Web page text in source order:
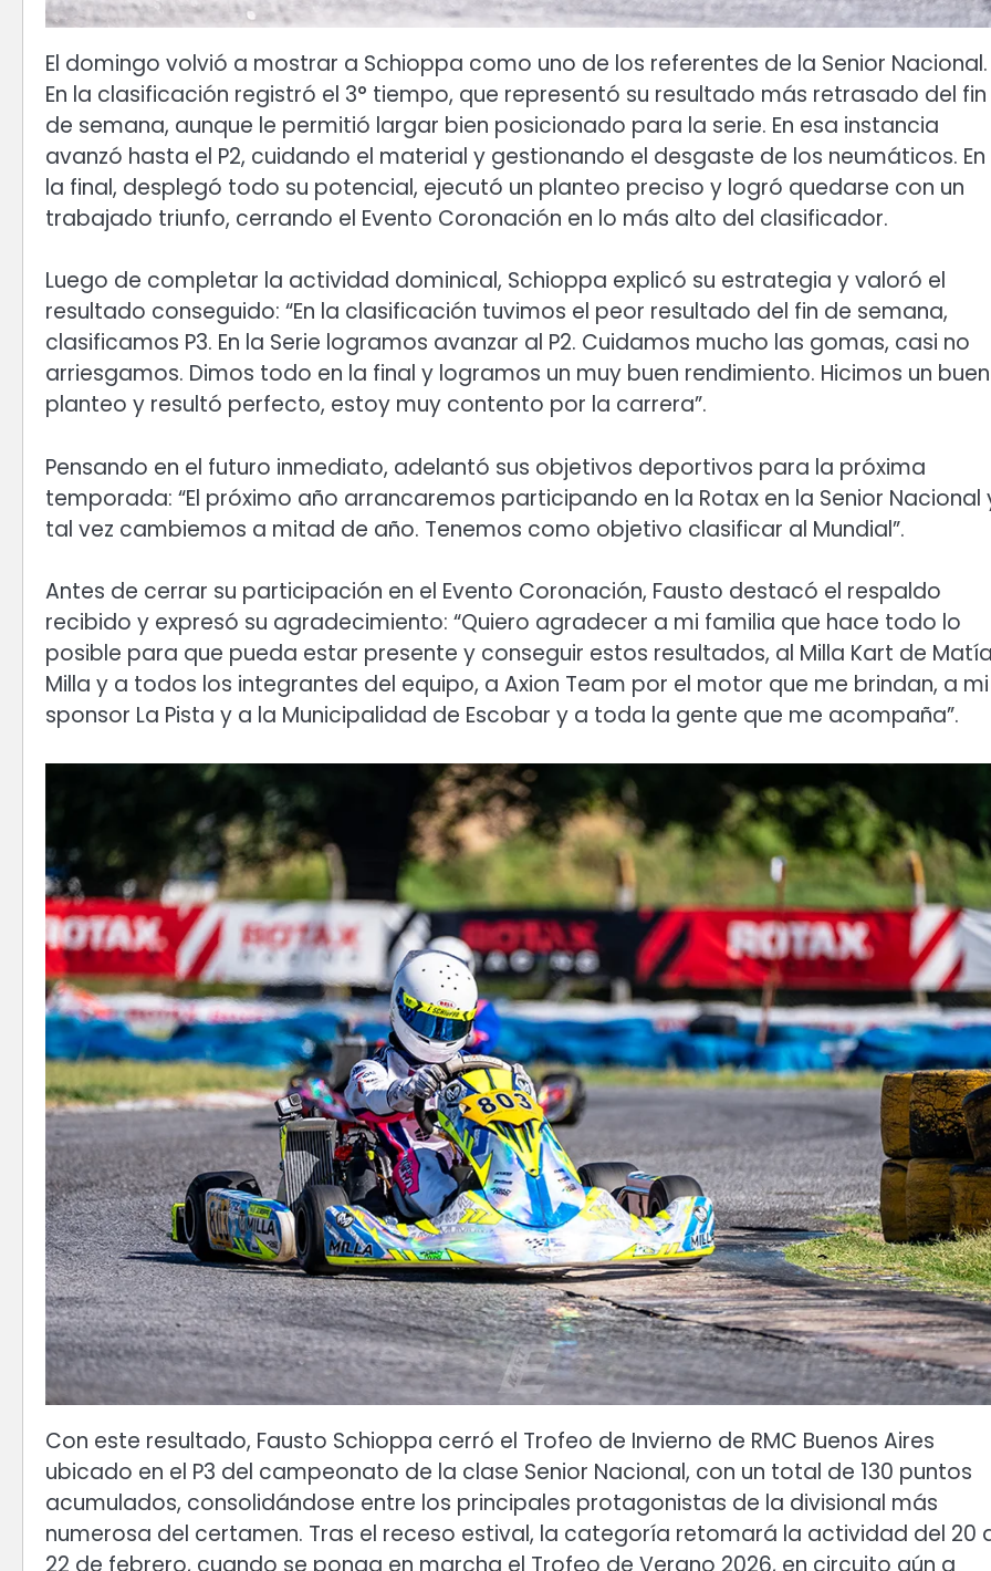
El domingo volvió a mostrar a Schioppa como uno de los referentes de la Senior Nacional.
En la clasificación registró el 3° tiempo, que representó su resultado más retrasado del fin
de semana, aunque le permitió largar bien posicionado para la serie. En esa instancia
avanzó hasta el P2, cuidando el material y gestionando el desgaste de los neumáticos. En
la final, desplegó todo su potencial, ejecutó un planteo preciso y logró quedarse con un
trabajado triunfo, cerrando el Evento Coronación en lo más alto del clasificador.
Luego de completar la actividad dominical, Schioppa explicó su estrategia y valoró el
resultado conseguido: “En la clasificación tuvimos el peor resultado del fin de semana,
clasificamos P3. En la Serie logramos avanzar al P2. Cuidamos mucho las gomas, casi no
arriesgamos. Dimos todo en la final y logramos un muy buen rendimiento. Hicimos un buen
planteo y resultó perfecto, estoy muy contento por la carrera”.
Pensando en el futuro inmediato, adelantó sus objetivos deportivos para la próxima
temporada: “El próximo año arrancaremos participando en la Rotax en la Senior Nacional
tal vez cambiemos a mitad de año. Tenemos como objetivo clasificar al Mundial”.
Antes de cerrar su participación en el Evento Coronación, Fausto destacó el respaldo
recibido y expresó su agradecimiento: “Quiero agradecer a mi familia que hace todo lo
posible para que pueda estar presente y conseguir estos resultados, al Milla Kart de
Milla y a todos los integrantes del equipo, a Axion Team por el motor que me brindan, a mi
sponsor La Pista y a la Municipalidad de Escobar y a toda la gente que me acompaña”.
Con este resultado, Fausto Schioppa cerró el Trofeo de Invierno de RMC Buenos Aires
ubicado en el P3 del campeonato de la clase Senior Nacional, con un total de 130 puntos
acumulados, consolidándose entre los principales protagonistas de la divisional más
numerosa del certamen. Tras el receso estival, la categoría retomará la actividad del 20
22 de febrero, cuando se ponga en marcha el Trofeo de Verano 2026, en circuito aún a